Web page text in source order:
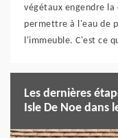
végétaux engendre
permettre à l'eau de
l'immeuble. C'est ce
Les dernières
Isle De Noe dans